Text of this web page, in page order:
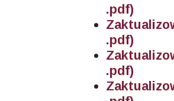
.pdf)
.pdf)
.pdf)